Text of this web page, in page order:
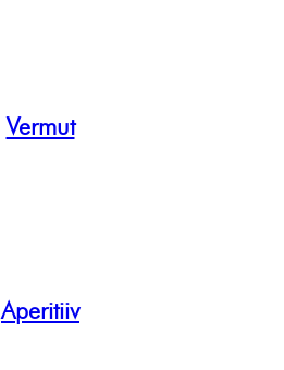
Vermut
Aperitiiv